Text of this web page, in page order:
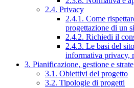
2.4. Privacy
2.4.1. Come
progettazione di un
2.4.2. Richiedi il
2.4.3. Le basi del
informativa privacy,
3. Pianificazione, gestione e
3.1. Obiettivi del progetto
3.2. Tipologie di progetti